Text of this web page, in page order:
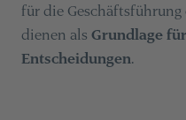
für die Geschäftsführung
dienen als Grundlage
Entscheidungen.